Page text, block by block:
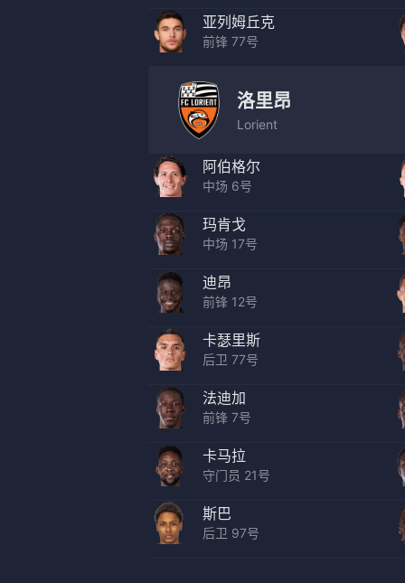
亚列姆丘克
前锋 77号
洛里昂
Lorient
阿伯格尔
中场 6号
玛肯戈
中场 17号
迪昂
前锋 12号
卡瑟里斯
后卫 77号
法迪加
前锋 7号
卡马拉
守门员 21号
斯巴
后卫 97号